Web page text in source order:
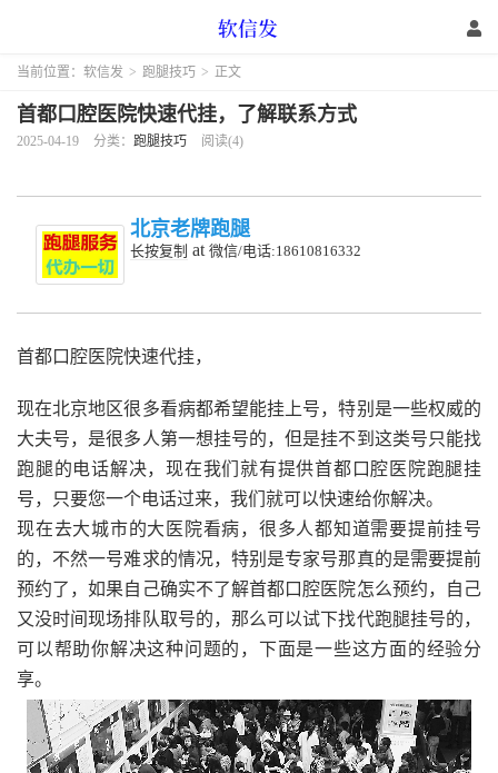
当前位置： 软信发 > 跑腿技巧 > 正文
首都口腔医院快速代挂，了解联系方式
2025-04-19 分类： 跑腿技巧 阅读(4)
北京老牌跑腿
长按复制 at 微信/电话:18610816332
首都口腔医院快速代挂，
现在北京地区很多看病都希望能挂上号，特别是一些权威的
大夫号，是很多人第一想挂号的，但是挂不到这类号只能找
跑腿的电话解决，现在我们就有提供首都口腔医院跑腿挂
号，只要您一个电话过来，我们就可以快速给你解决。
现在去大城市的大医院看病，很多人都知道需要提前挂号
的，不然一号难求的情况，特别是专家号那真的是需要提前
预约了，如果自己确实不了解首都口腔医院怎么预约，自己
又没时间现场排队取号的，那么可以试下找代跑腿挂号的，
可以帮助你解决这种问题的，下面是一些这方面的经验分
享。